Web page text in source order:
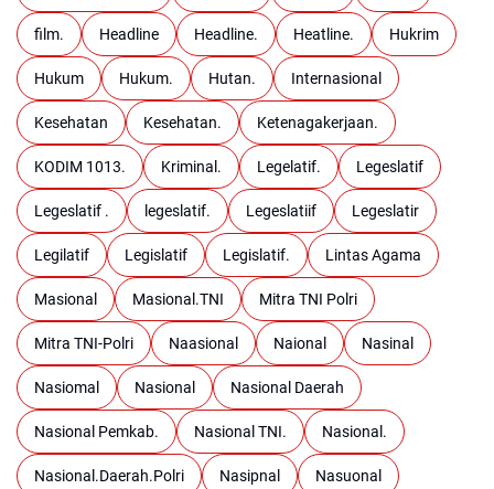
film. Headline Headline. Heatline. Hukrim
Hukum Hukum. Hutan. Internasional
Kesehatan Kesehatan. Ketenagakerjaan.
KODIM 1013. Kriminal. Legelatif. Legeslatif
Legeslatif . legeslatif. Legeslatiif Legeslatir
Legilatif Legislatif Legislatif. Lintas Agama
Masional Masional.TNI Mitra TNI Polri
Mitra TNI-Polri Naasional Naional Nasinal
Nasiomal Nasional Nasional Daerah
Nasional Pemkab. Nasional TNI. Nasional.
Nasional.Daerah.Polri Nasipnal Nasuonal